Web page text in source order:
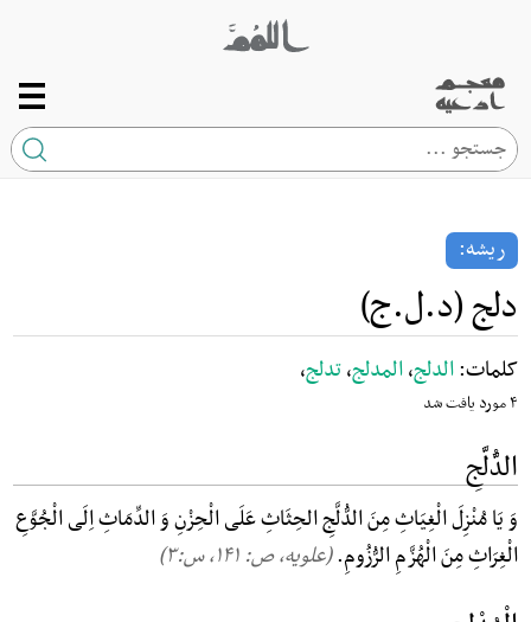
ریشه:
دلج (د.ل.ج)
کلمات:الدلج،المدلج،تدلج،
۴ مورد یافت شد
الدُّلَّجِ
وَ یَا مُنْزِلَ الْغِیَاثِ مِنَ الدُّلَّجِ الحِثَاثِ عَلَی الْحِزْنِ وَ الدِّمَاثِ اِلَی الْجُوَّعِ
الْغِرَاثِ مِنَ الْهُزَّمِ الرُّزُومِ.(علویه، ص: ۱۴۱, س:۳)